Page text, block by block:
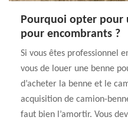
Pourquoi opter pour
pour encombrants ?
Si vous êtes professionnel
vous de louer une benne
d’acheter la benne et le
acquisition de camion-
faut bien l’amortir. Vous